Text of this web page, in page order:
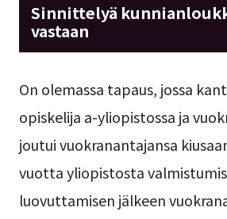
Sinnittelyä
vastaan
On olemassa tapaus, jossa
opiskelija a-yliopistossa ja
joutui vuokranantajansa
vuotta yliopistosta
luovuttamisen jälkeen